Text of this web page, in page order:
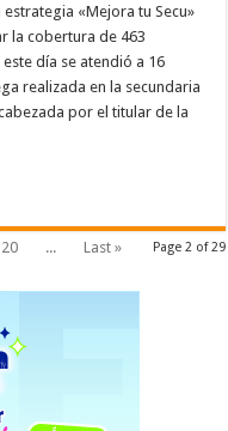
estrategia «Mejora tu Secu»
la cobertura de 463
día se atendió a 16
realizada en la secundaria
por el titular de la
Page 2 of 29
20 ... Last »